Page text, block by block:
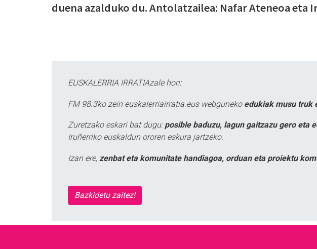
duena azalduko du. Antolatzailea: Nafar Ateneoa eta
EUSKALERRIA IRRATIAzale hori:
FM 98.3ko zein euskalerriairratia.eus webguneko edukiak musu truk
Zuretzako eskari bat dugu: posible baduzu, lagun gaitzazu gero eta
Iruñerriko euskaldun ororen eskura jartzeko.
Izan ere, zenbat eta komunitate handiagoa, orduan eta proiektu
Bazkidetu zaitez!